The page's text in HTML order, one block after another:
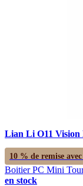
Lian Li O11
10 % de remise
Boitier PC Mini
en stock